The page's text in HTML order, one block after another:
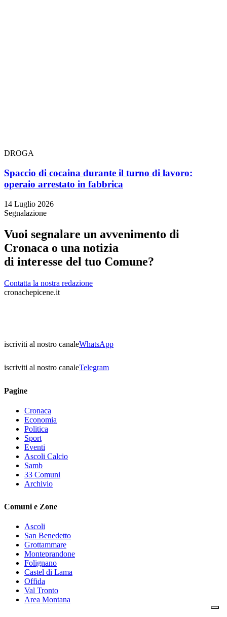
DROGA
Spaccio di cocaina durante il turno di lavoro:
operaio arrestato in fabbrica
14 Luglio 2026
Segnalazione
Vuoi segnalare un avvenimento di
Cronaca o una notizia
di interesse del tuo Comune?
Contatta la nostra redazione
cronachepicene.it
iscriviti al nostro canaleWhatsApp
iscriviti al nostro canaleTelegram
Pagine
Cronaca
Economia
Politica
Sport
Eventi
Ascoli Calcio
Samb
33 Comuni
Archivio
Comuni e Zone
Ascoli
San Benedetto
Grottammare
Monteprandone
Folignano
Castel di Lama
Offida
Val Tronto
Area Montana